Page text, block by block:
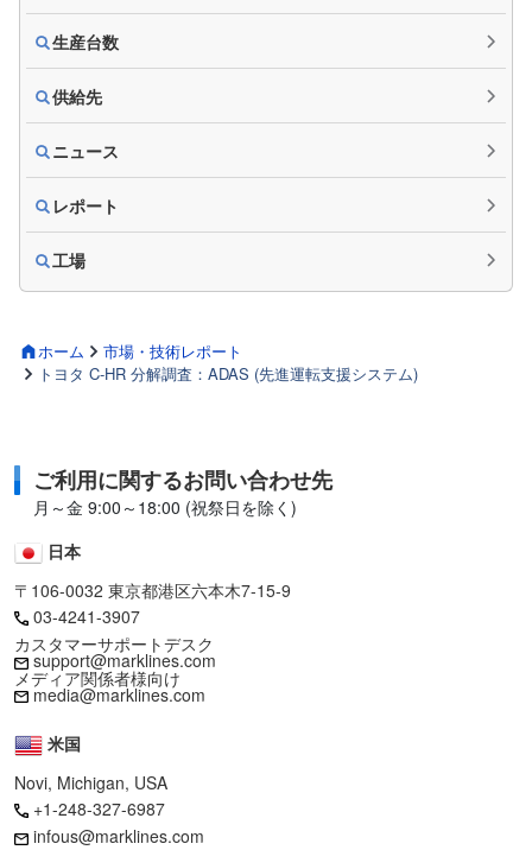
ホーム
市場・技術レポート
トヨタ C-HR 分解調査：ADAS (先進運転支援システム)
生産台数
供給先
ニュース
レポート
工場
ご利用に関するお問い合わせ先
月～金 9:00～18:00 (祝祭日を除く)
日本
〒106-0032 東京都港区六本木7-15-9
03-4241-3907
カスタマーサポートデスク
support@marklines.com
メディア関係者様向け
media@marklines.com
米国
Novi, Michigan, USA
+1-248-327-6987
infous@marklines.com